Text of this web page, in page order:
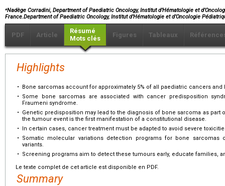
⁎Nadège Corradini, Department of Paediatric Oncology, Institut d’Hématologie et
France.Department of Paediatric Oncology, Institut d’Hématologie et d’Oncologie
PDF Article
Résumé
Mots clés
Figures Tableaux
Highlights
•
Bone sarcomas account for approximately 5% of all paediatric cancers and
•
Some bone sarcomas are associated with cancer predisposition
Fraumeni syndrome.
•
Genetic predisposition may lead to the diagnosis of bone sarcoma as part
the tumour event is the first manifestation of a constitutional disease.
•
In certain cases, cancer treatment must be adapted to avoid severe
•
Somatic molecular variations detection programs for bone
variants.
•
Screening programs aim to detect these tumours early, educate families,
Le texte complet de cet article est disponible en PDF.
Summary